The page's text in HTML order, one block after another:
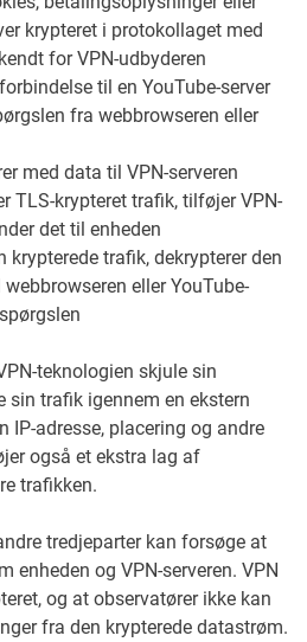
krypteret i protokollaget med
for VPN-udbyderen
til en YouTube-server
fra webbrowseren eller
med data til VPN-serveren
TLS-krypteret trafik, tilføjer VPN-
det til enheden
krypterede trafik, dekrypterer den
eller YouTube-
teknologien skjule sin
sin trafik igennem en ekstern
IP-adresse, placering og andre
også et ekstra lag af
trafikken.
tredjeparter kan forsøge at
enheden og VPN-serveren. VPN
og at observatører ikke kan
fra den krypterede datastrøm.